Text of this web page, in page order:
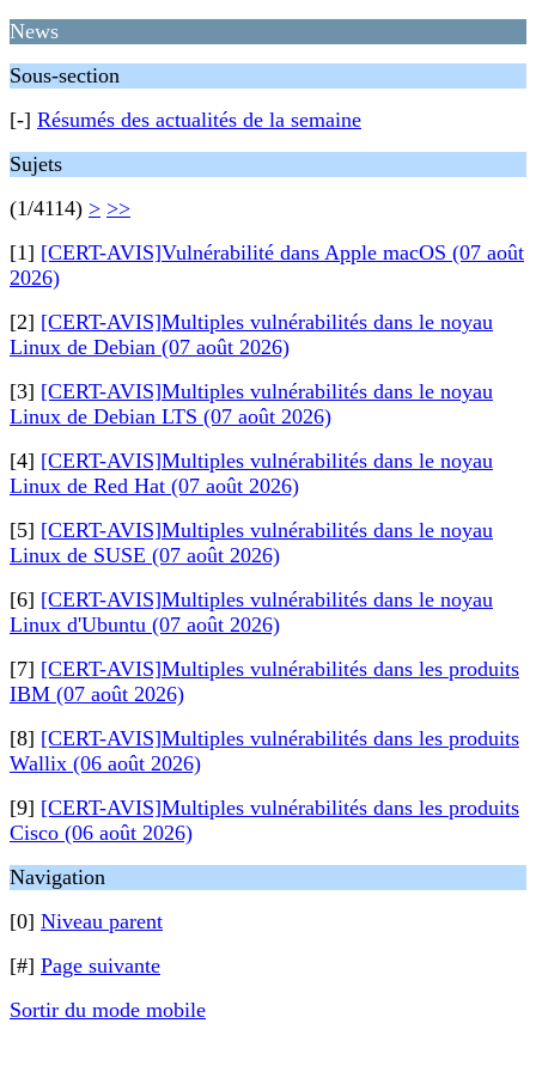
News
Sous-section
[-] Résumés des actualités de la semaine
Sujets
(1/4114) > >>
[1] [CERT-AVIS]Vulnérabilité dans Apple macOS (07 août
2026)
[2] [CERT-AVIS]Multiples vulnérabilités dans le noyau
Linux de Debian (07 août 2026)
[3] [CERT-AVIS]Multiples vulnérabilités dans le noyau
Linux de Debian LTS (07 août 2026)
[4] [CERT-AVIS]Multiples vulnérabilités dans le noyau
Linux de Red Hat (07 août 2026)
[5] [CERT-AVIS]Multiples vulnérabilités dans le noyau
Linux de SUSE (07 août 2026)
[6] [CERT-AVIS]Multiples vulnérabilités dans le noyau
Linux d'Ubuntu (07 août 2026)
[7] [CERT-AVIS]Multiples vulnérabilités dans les produits
IBM (07 août 2026)
[8] [CERT-AVIS]Multiples vulnérabilités dans les produits
Wallix (06 août 2026)
[9] [CERT-AVIS]Multiples vulnérabilités dans les produits
Cisco (06 août 2026)
Navigation
[0] Niveau parent
[#] Page suivante
Sortir du mode mobile